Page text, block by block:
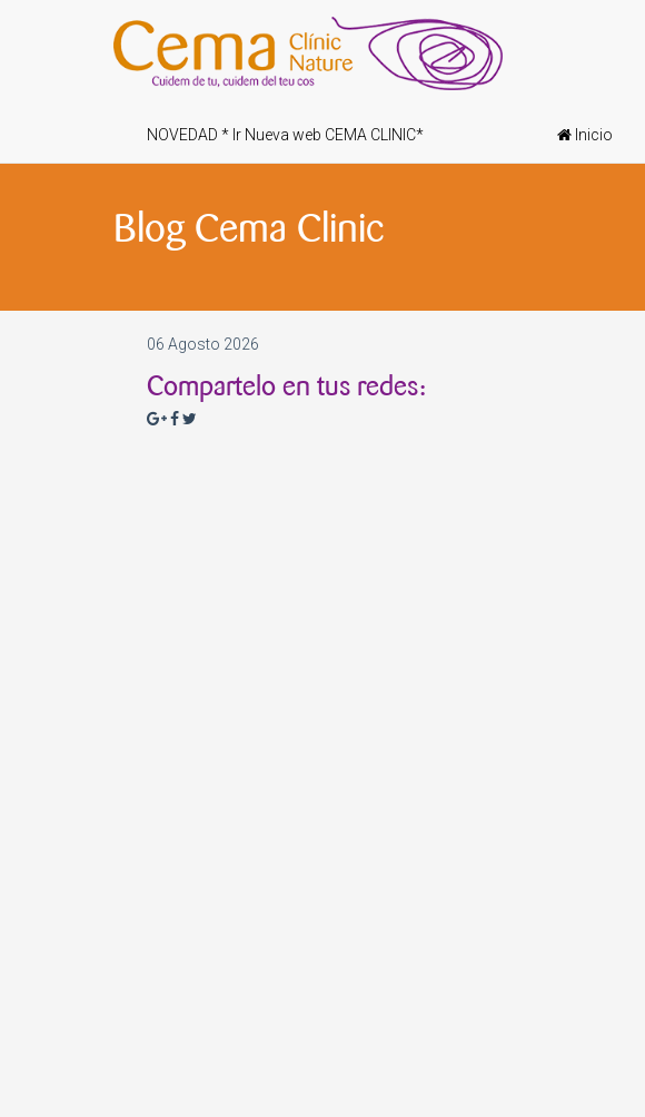
NOVEDAD * Ir Nueva web CEMA CLINIC* Inicio
Blog Cema Clinic
06 Agosto 2026
Compartelo en tus redes: